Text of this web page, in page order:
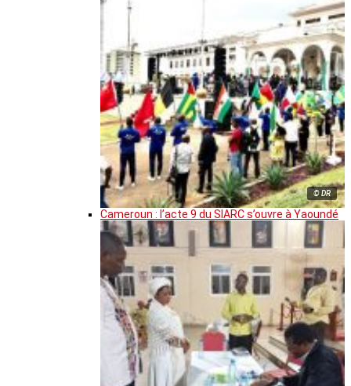
© DR
Cameroun : l’acte 9 du SIARC s’ouvre à Yaoundé